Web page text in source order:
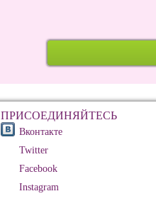
ПРИСОЕДИНЯЙТЕСЬ
Вконтакте
Twitter
Facebook
Instagram